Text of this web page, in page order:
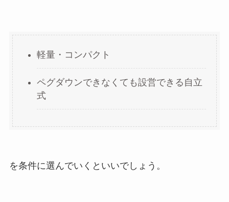
軽量・コンパクト
ペグダウンできなくても設営できる自立
式
を条件に選んでいくといいでしょう。